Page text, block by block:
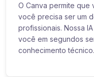
O Canva permite que
você precisa ser um
profissionais. Nossa
você em segundos
conhecimento técnico.